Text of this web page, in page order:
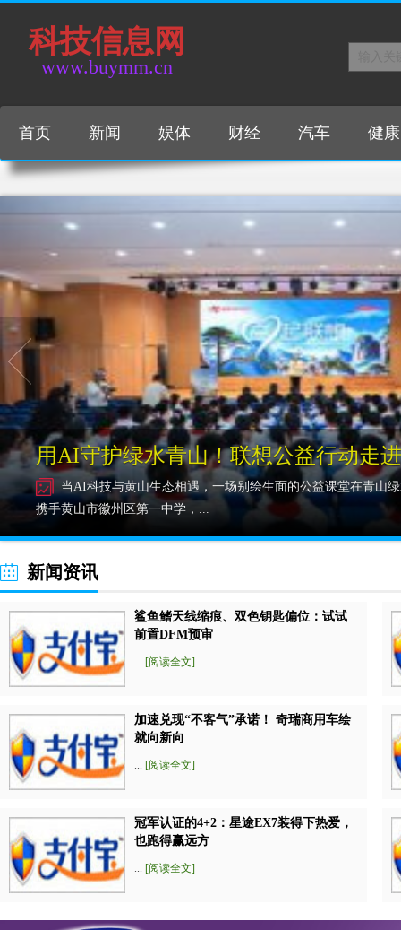
科技信息网
www.buymm.cn
首页 新闻 娱体 财经 汽车 健康
用AI守护绿水青山！联想公益行动走
当AI科技与黄山生态相遇，一场别绘生面的公益课堂在青山
携手黄山市徽州区第一中学，...
新闻资讯
鲨鱼鳍天线缩痕、双色钥匙偏位：试试
前置DFM预审
... [阅读全文]
加速兑现“不客气”承诺！ 奇瑞商用车绘
就向新向
... [阅读全文]
冠军认证的4+2：星途EX7装得下热爱，
也跑得赢远方
... [阅读全文]